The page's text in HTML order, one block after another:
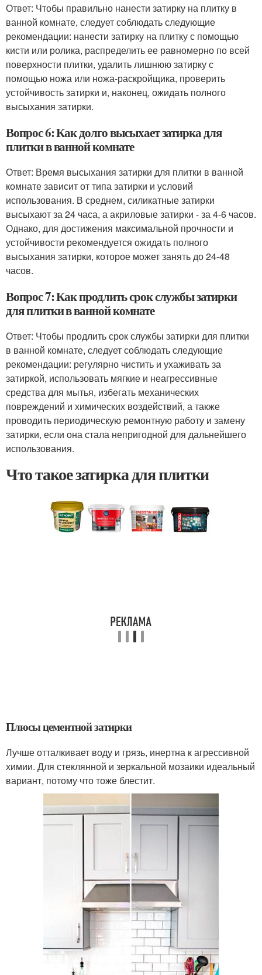
Ответ: Чтобы правильно нанести затирку на плитку в
ванной комнате, следует соблюдать следующие
рекомендации: нанести затирку на плитку с помощью
кисти или ролика, распределить ее равномерно по всей
поверхности плитки, удалить лишнюю затирку с
помощью ножа или ножа-раскройщика, проверить
устойчивость затирки и, наконец, ожидать полного
высыхания затирки.
Вопрос 6: Как долго высыхает затирка для
плитки в ванной комнате
Ответ: Время высыхания затирки для плитки в ванной
комнате зависит от типа затирки и условий
использования. В среднем, силикатные затирки
высыхают за 24 часа, а акриловые затирки - за 4-6 часов.
Однако, для достижения максимальной прочности и
устойчивости рекомендуется ожидать полного
высыхания затирки, которое может занять до 24-48
часов.
Вопрос 7: Как продлить срок службы затирки
для плитки в ванной комнате
Ответ: Чтобы продлить срок службы затирки для плитки
в ванной комнате, следует соблюдать следующие
рекомендации: регулярно чистить и ухаживать за
затиркой, использовать мягкие и неагрессивные
средства для мытья, избегать механических
повреждений и химических воздействий, а также
проводить периодическую ремонтную работу и замену
затирки, если она стала непригодной для дальнейшего
использования.
Что такое затирка для плитки
Плюсы цементной затирки
Лучше отталкивает воду и грязь, инертна к агрессивной
химии. Для стеклянной и зеркальной мозаики идеальный
вариант, потому что тоже блестит.